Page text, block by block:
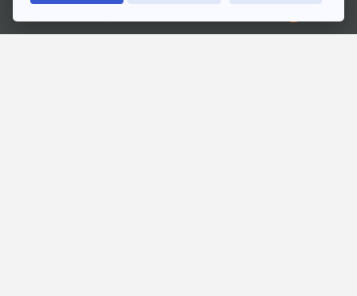
Ⓒ 2020 องค์การกระจายเสียงและแพร่ภาพสาธารณะแห่งประเทศไทย
EP. 220: อูนิ นุ่มอร่อยใน
ทำไมแก้วมังกรเมล็ดเยอะจัง